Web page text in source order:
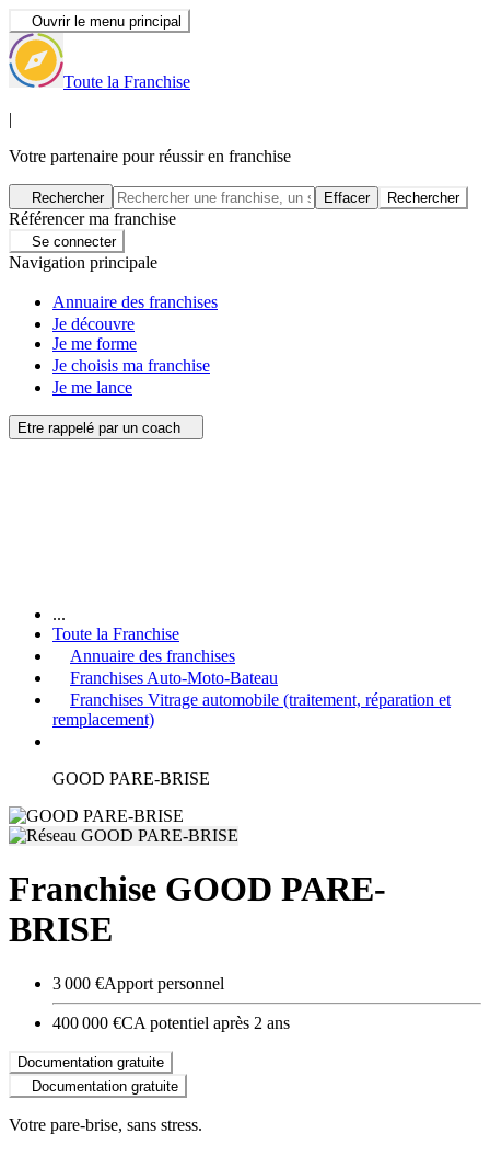
Ouvrir le menu principal
Toute la Franchise
|
Votre partenaire pour réussir en franchise
Rechercher Effacer Rechercher
Référencer ma franchise
Se connecter
Navigation principale
Annuaire des franchises
Je découvre
Je me forme
Je choisis ma franchise
Je me lance
Etre rappelé par un coach
...
Toute la Franchise
Annuaire des franchises
Franchises Auto-Moto-Bateau
Franchises Vitrage automobile (traitement, réparation et
remplacement)
GOOD PARE-BRISE
Franchise GOOD PARE-
BRISE
3 000 €Apport personnel
400 000 €CA potentiel après 2 ans
Documentation gratuite
Documentation gratuite
Votre pare-brise, sans stress.